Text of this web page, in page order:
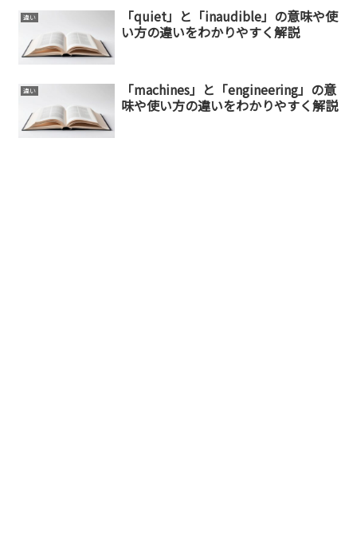
違い
「quiet」と「inaudible」の意味や使
い方の違いをわかりやすく解説
違い
「machines」と「engineering」の意
味や使い方の違いをわかりやすく解説